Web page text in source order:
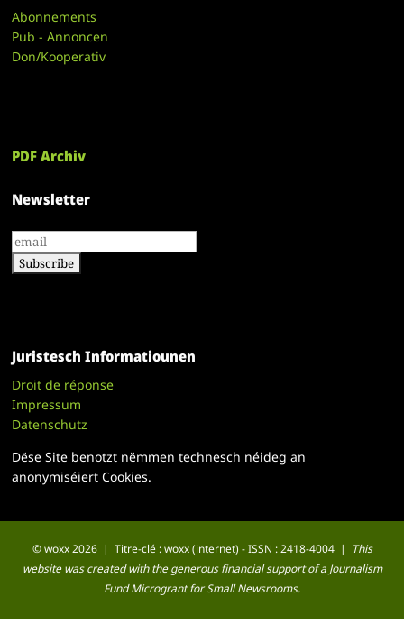
Abonnements
Pub - Annoncen
Don/Kooperativ
PDF Archiv
Newsletter
Juristesch Informatiounen
Droit de réponse
Impressum
Datenschutz
Dëse Site benotzt nëmmen technesch néideg an
anonymiséiert Cookies.
© woxx 2026 | Titre-clé : woxx (internet) - ISSN : 2418-4004 |
This
website was created with the generous financial support of a Journalism
Fund Microgrant for Small Newsrooms.